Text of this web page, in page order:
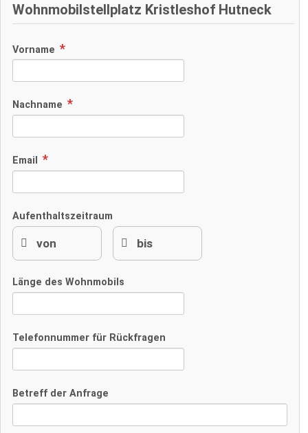
Wohnmobilstellplatz Kristleshof Hutneck
Vorname
Nachname
Email
Aufenthaltszeitraum
Länge des Wohnmobils
Telefonnummer für Rückfragen
Betreff der Anfrage